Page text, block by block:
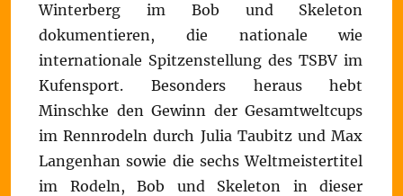
Winterberg im Bob und Skeleton
dokumentieren, die nationale wie
internationale Spitzenstellung des TSBV im
Kufensport. Besonders heraus hebt
Minschke den Gewinn der Gesamtweltcups
im Rennrodeln durch Julia Taubitz und Max
Langenhan sowie die sechs Weltmeistertitel
im Rodeln, Bob und Skeleton in dieser